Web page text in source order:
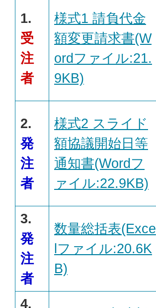
1.
受
注
者
様式1 請負代金
額変更請求書(W
ordファイル:21.
9KB)
2.
発
注
者
様式2 スライド
額協議開始日等
通知書(Wordフ
ァイル:22.9KB)
3.
発
注
者
数量総括表(Exce
lファイル:20.6K
B)
4.